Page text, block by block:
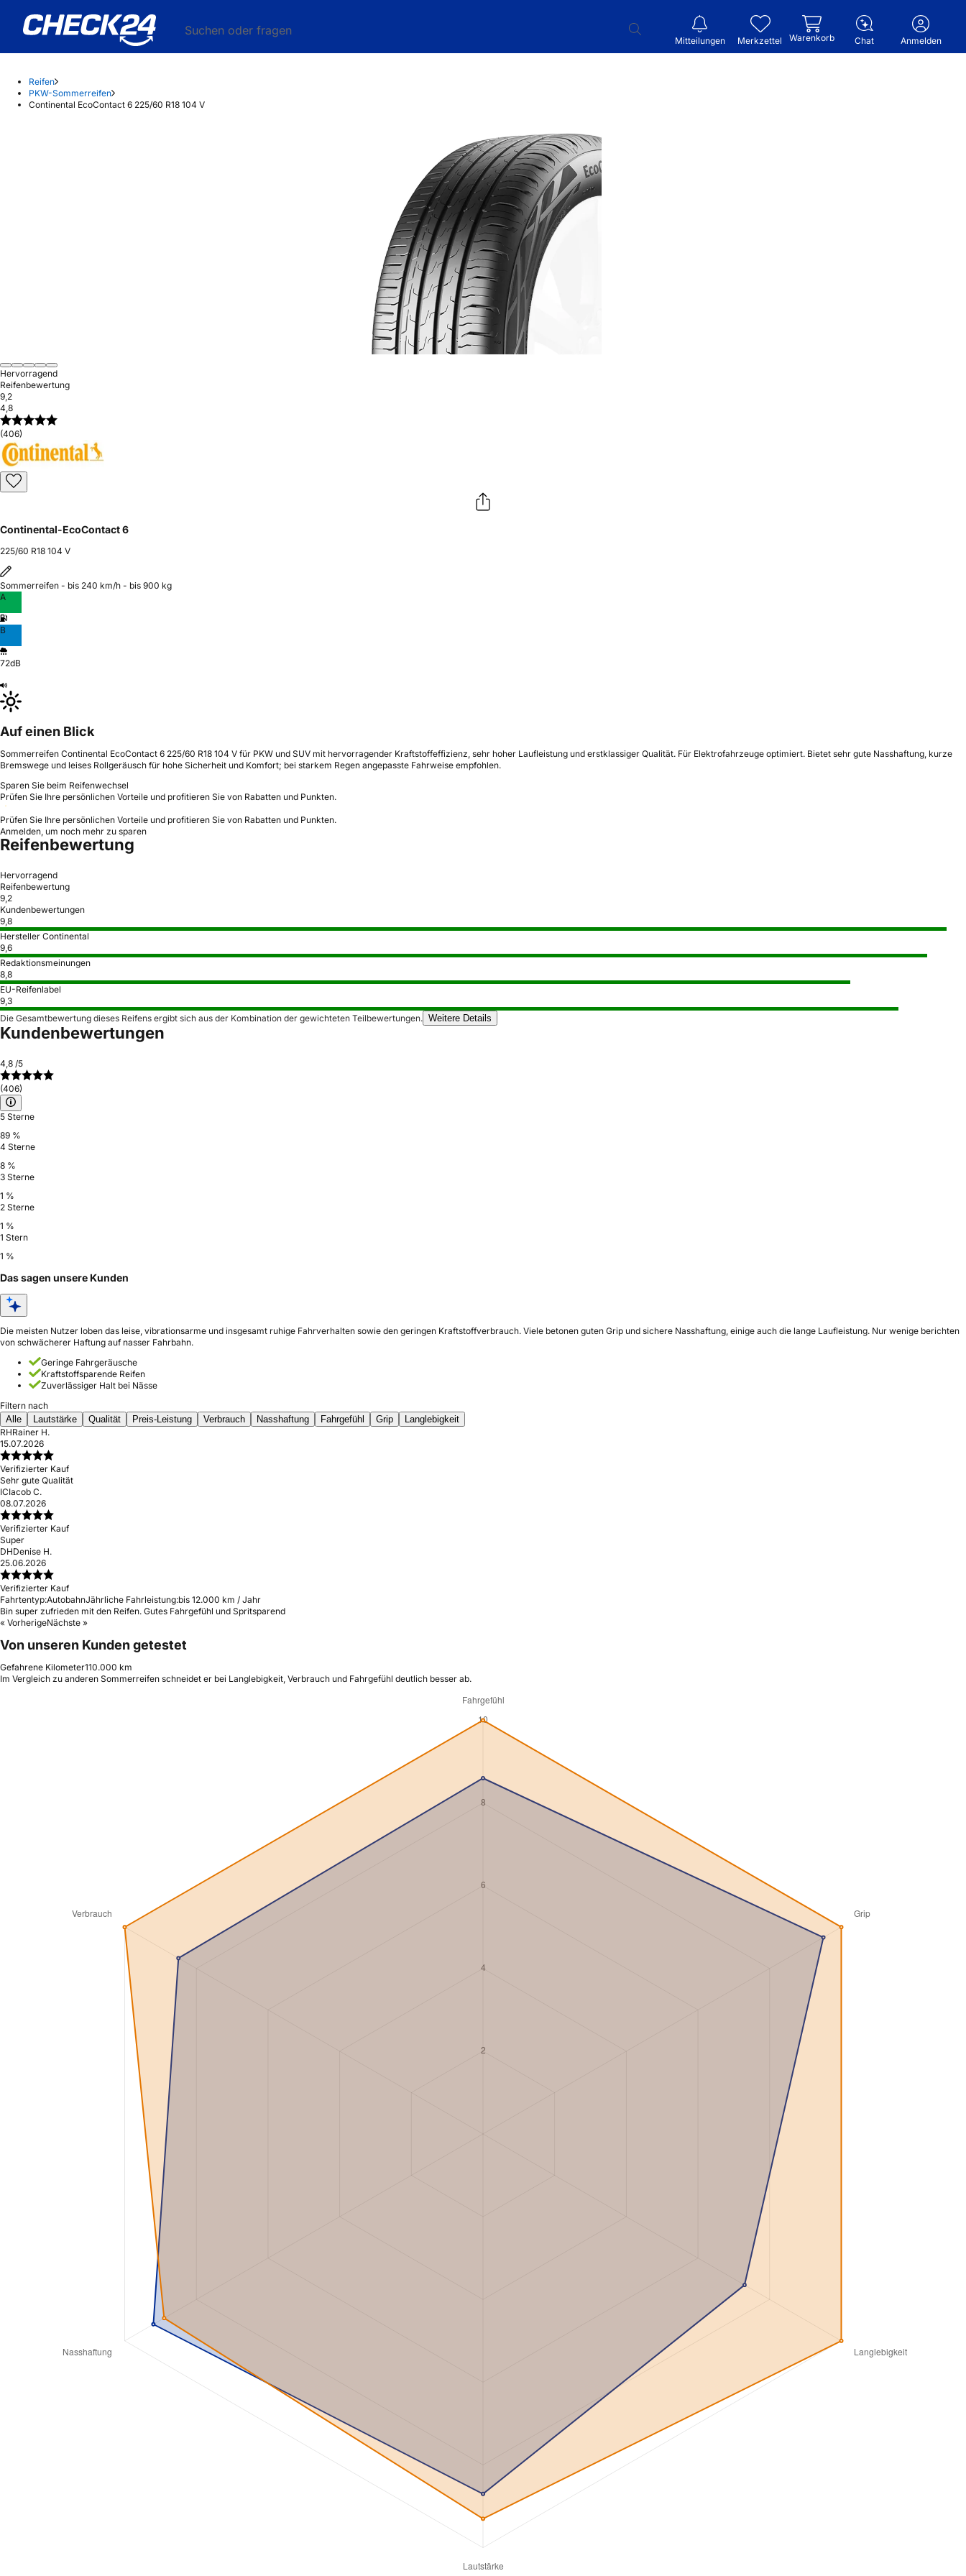
Suchen oder fragen
Mitteilungen Merkzettel Warenkorb Chat Anmelden
Reifen
PKW-Sommerreifen
Continental EcoContact 6 225/60 R18 104 V
Hervorragend
Reifenbewertung
9,2
4,8
(406)
Continental-EcoContact 6
225/60 R18 104 V
Sommerreifen - bis 240 km/h - bis 900 kg
A
B
72dB
Auf einen Blick
Sommerreifen Continental EcoContact 6 225/60 R18 104 V für PKW und SUV mit hervorragender Kraftstoffeffizienz, sehr hoher Laufleistung und erstklassiger Qualität. Für Elektrofahrzeuge optimiert. Bietet sehr gute Nasshaftung, kurze
Bremswege und leises Rollgeräusch für hohe Sicherheit und Komfort; bei starkem Regen angepasste Fahrweise empfohlen.
Sparen Sie beim Reifenwechsel
Prüfen Sie Ihre persönlichen Vorteile und profitieren Sie von Rabatten und Punkten.
Prüfen Sie Ihre persönlichen Vorteile und profitieren Sie von Rabatten und Punkten.
Anmelden, um noch mehr zu sparen
Reifenbewertung
Hervorragend
Reifenbewertung
9,2
Kundenbewertungen
9,8
Hersteller Continental
9,6
Redaktionsmeinungen
8,8
EU-Reifenlabel
9,3
Die Gesamtbewertung dieses Reifens ergibt sich aus der Kombination der gewichteten Teilbewertungen. Weitere Details
Kundenbewertungen
4,8 /5
(406)
5 Sterne
89 %
4 Sterne
8 %
3 Sterne
1 %
2 Sterne
1 %
1 Stern
1 %
Das sagen unsere Kunden
Die meisten Nutzer loben das leise, vibrationsarme und insgesamt ruhige Fahrverhalten sowie den geringen Kraftstoffverbrauch. Viele betonen guten Grip und sichere Nasshaftung, einige auch die lange Laufleistung. Nur wenige berichten
von schwächerer Haftung auf nasser Fahrbahn.
Geringe Fahrgeräusche
Kraftstoffsparende Reifen
Zuverlässiger Halt bei Nässe
Filtern nach
Alle
Lautstärke Qualität Preis-Leistung Verbrauch Nasshaftung Fahrgefühl Grip
Langlebigkeit
RHRainer H.
15.07.2026
Verifizierter Kauf
Sehr gute Qualität
ICIacob C.
08.07.2026
Verifizierter Kauf
Super
DHDenise H.
25.06.2026
Verifizierter Kauf
Fahrtentyp:AutobahnJährliche Fahrleistung:bis 12.000 km / Jahr
Bin super zufrieden mit den Reifen. Gutes Fahrgefühl und Spritsparend
« VorherigeNächste »
Von unseren Kunden getestet
Gefahrene Kilometer110.000 km
Im Vergleich zu anderen Sommerreifen schneidet er bei Langlebigkeit, Verbrauch und Fahrgefühl deutlich besser ab.